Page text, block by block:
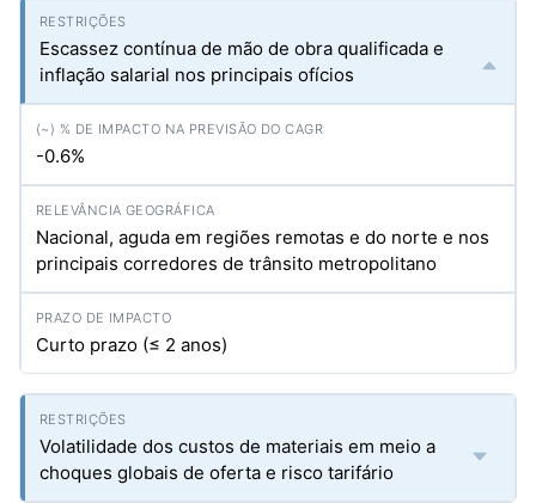
Escassez contínua de mão de obra qualificada e
inflação salarial nos principais ofícios
-0.6%
Nacional, aguda em regiões remotas e do norte e nos
principais corredores de trânsito metropolitano
Curto prazo (≤ 2 anos)
Volatilidade dos custos de materiais em meio a
choques globais de oferta e risco tarifário